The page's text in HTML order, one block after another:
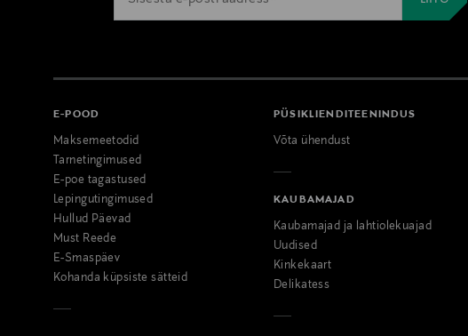
E-POOD
Maksemeetodid
Tarnetingimused
E-poe tagastused
Lepingutingimused
Hullud Päevad
Must Reede
E-Smaspäev
Kohanda küpsiste sätteid
PÜSIKLIENDITEENINDUS
Võta ühendust
KAUBAMAJAD
Kaubamajad ja lahtiolekuajad
Uudised
Kinkekaart
Delikatess